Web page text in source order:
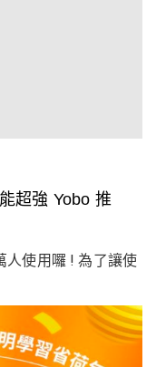
超強 Yobo 推
人使用囉 ! 為了讓使